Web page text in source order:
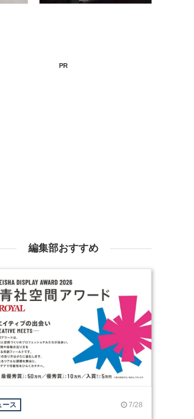
PR
編集部おすすめ
ース 7/28